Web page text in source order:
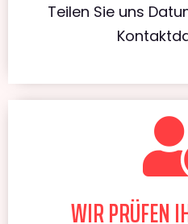
Teilen Sie uns
WIR PRÜFEN